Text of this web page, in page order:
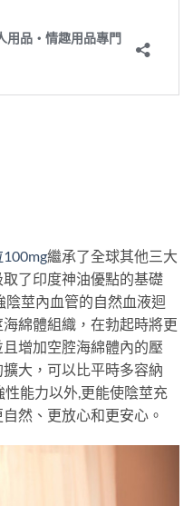
繼承了全球其他三大
了印度神油優點的基礎
陰莖內血管的自然血液迴
綿體組織，在勃起時將更
增加空腔海綿體內的壓
大，可以比平時多容納
能力以外,更能使陰莖充
然、更放心和更安心。